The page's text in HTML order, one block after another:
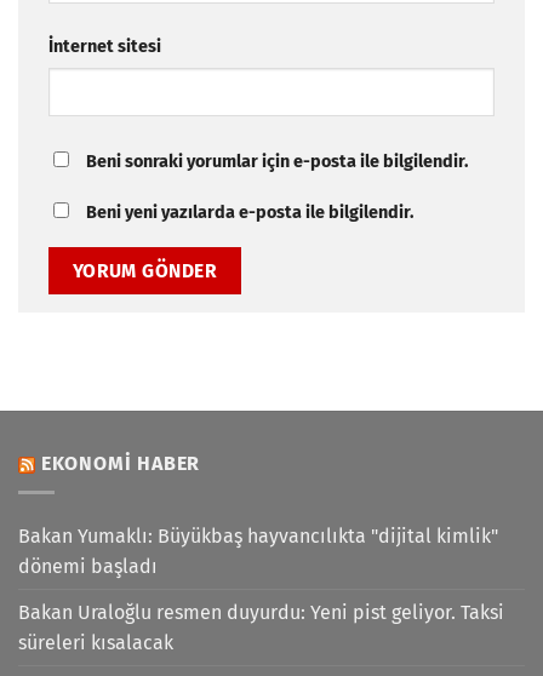
İnternet sitesi
Beni sonraki yorumlar için e-posta ile bilgilendir.
Beni yeni yazılarda e-posta ile bilgilendir.
EKONOMI HABER
Bakan Yumaklı: Büyükbaş hayvancılıkta "dijital kimlik"
dönemi başladı
Bakan Uraloğlu resmen duyurdu: Yeni pist geliyor. Taksi
süreleri kısalacak